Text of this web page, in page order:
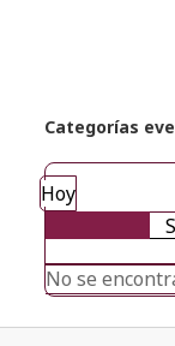
Categorías
Hoy
No se